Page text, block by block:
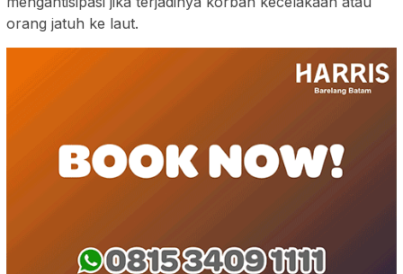
orang jatuh ke laut.